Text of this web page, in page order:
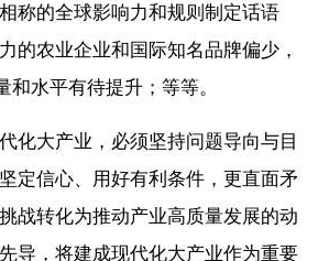
称的全球影响力和规则制定话语
的农业企业和国际知名品牌偏少，
和水平有待提升；等等。
化大产业，必须坚持问题导向与目
定信心、用好有利条件，更直面矛
战转化为推动产业高质量发展的动
导，将建成现代化大产业作为重要